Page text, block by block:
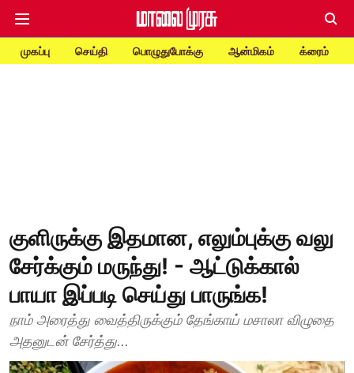
முகப்பு செய்தி பொழுதுபோக்கு ஆன்மிகம் க்ரைம்
குளிருக்கு இதமான, எலும்புக்கு வலு
சேர்க்கும் மருந்து! - ஆட்டுக்கால்
பாயா இப்படி செய்து பாருங்க!
நாம் அரைத்து வைத்திருக்கும் தேங்காய் மசாலா விழுதை
அதனுடன் சேர்த்து...